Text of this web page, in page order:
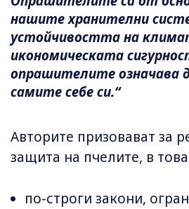
нашите хранителни
устойчивостта на
икономическата
опрашителите означава
самите себе си.“
Авторите призовават за
защита на пчелите, в
по-строги закони,